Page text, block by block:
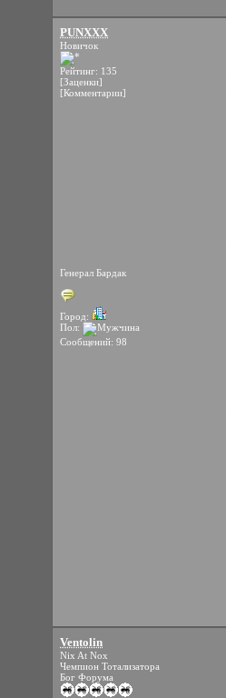
PUNXXX
Новичок
Рейтинг: 135
[Заценки]
[Комментарии]
Генерал Бардак
Город:
Пол:
Сообщений: 98
Ventolin
Nix At Nox
Чемпион Тотализатора
Бог Форума